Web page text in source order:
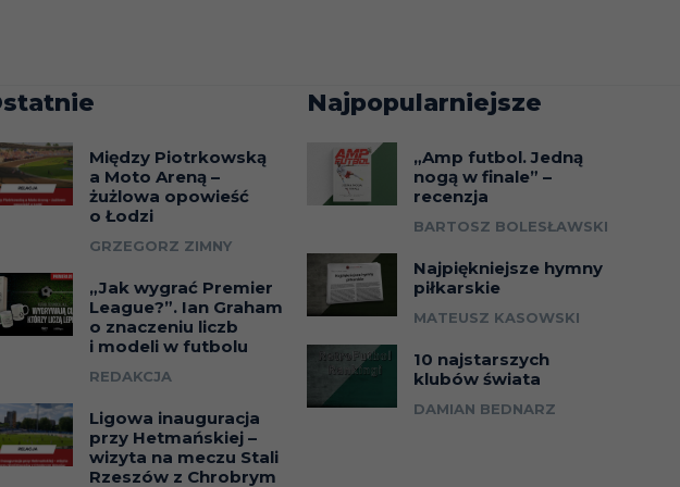
Między Piotrkowską
a Moto Areną –
żużlowa opowieść
o Łodzi
GRZEGORZ ZIMNY
„Jak wygrać Premier
League?”. Ian Graham
o znaczeniu liczb
i modeli w futbolu
REDAKCJA
Ligowa inauguracja
przy Hetmańskiej –
wizyta na meczu Stali
Rzeszów z Chrobrym
Najpopularniejsze
„Amp futbol. Jedną
nogą w finale” –
recenzja
BARTOSZ BOLESŁAWSKI
Najpiękniejsze hymny
piłkarskie
MATEUSZ KASOWSKI
10 najstarszych
klubów świata
DAMIAN BEDNARZ